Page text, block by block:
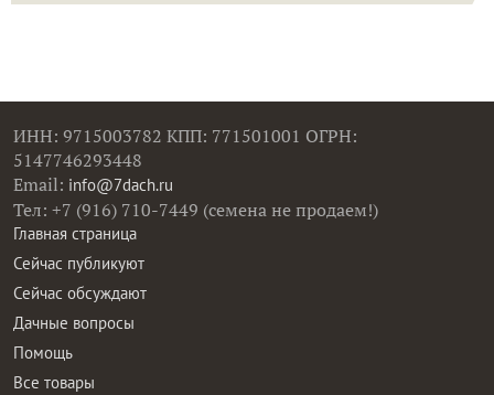
ИНН: 9715003782 КПП: 771501001 ОГРН:
5147746293448
Email: info@7dach.ru
Тел: +7 (916) 710-7449 (семена не продаем!)
Главная страница
Сейчас публикуют
Сейчас обсуждают
Дачные вопросы
Помощь
Все товары